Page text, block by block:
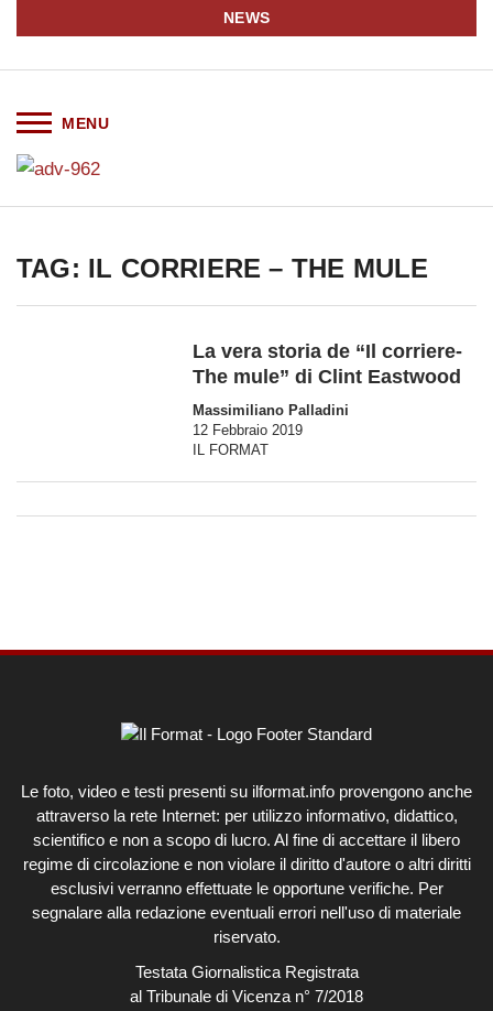
NEWS
TAG: IL CORRIERE – THE MULE
La vera storia de “Il corriere-
The mule” di Clint Eastwood
Massimiliano Palladini
12 Febbraio 2019
IL FORMAT
Le foto, video e testi presenti su ilformat.info provengono anche
attraverso la rete Internet: per utilizzo informativo, didattico,
scientifico e non a scopo di lucro. Al fine di accettare il libero
regime di circolazione e non violare il diritto d'autore o altri diritti
esclusivi verranno effettuate le opportune verifiche. Per
segnalare alla redazione eventuali errori nell'uso di materiale
riservato.
Testata Giornalistica Registrata
al Tribunale di Vicenza n° 7/2018